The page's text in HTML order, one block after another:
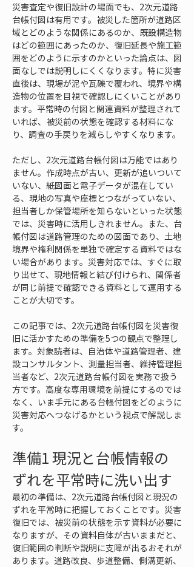
災害査定や復旧設計の場面でも、2次元道路
台帳付図は有用です。被災した箇所が道路区
域とどのような関係にあるのか、既設構造物
はどの範囲にあったのか、復旧延長や施工範
囲をどのように示すのかといった論点は、図
面なしでは説明しにくくなります。特に災害
直後は、現場が泥や瓦礫で覆われ、境界や構
造物の位置を目視で確認しにくいことがあり
ます。平常時の付図と関連資料が整理されて
いれば、被災前の状態を確認する材料にな
り、調査の手戻りを減らしやすくなります。
ただし、2次元道路台帳付図は万能ではあり
ません。作成時点が古い、更新が追いついて
いない、紙図面と電子データが混在してい
る、現地の写真や座標とつながっていない、
担当者しか保管場所を知らないといった状態
では、災害時に活用しきれません。また、台
帳付図は道路管理のための図面であり、土地
境界や権利関係を単独で確定する資料ではな
い場合があります。災害対応では、すぐに取
り出せて、現地情報と結び付けられ、関係者
が同じ前提で確認できる資料として運用する
ことが大切です。
この記事では、2次元道路台帳付図を災害復
旧に活かすための準備を5つの観点で整理し
ます。対象読者は、自治体や道路管理者、建
設コンサルタント、測量担当者、維持管理担
当者など、2次元道路台帳付図を実務で扱う
方です。高度な専用環境を前提にするのでは
なく、いま手元にある台帳付図をどのように
災害対応へつなげるかという視点で解説しま
す。
準備1 現況と台帳情報の
ずれを平常時に洗い出す
最初の準備は、2次元道路台帳付図と現況の
ずれを平常時に把握しておくことです。災害
復旧では、被災前の状態を示す資料が必要に
なりますが、その資料自体が古いままだと、
復旧範囲の判断や説明に支障が出るおそれが
あります。道路改良、歩道整備、側溝更新、